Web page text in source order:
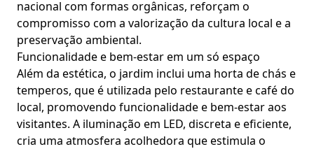
nacional com formas orgânicas, reforçam o
compromisso com a valorização da cultura local e a
preservação ambiental.
Funcionalidade e bem-estar em um só espaço
Além da estética, o jardim inclui uma horta de chás e
temperos, que é utilizada pelo restaurante e café do
local, promovendo funcionalidade e bem-estar aos
visitantes. A iluminação em LED, discreta e eficiente,
cria uma atmosfera acolhedora que estimula o